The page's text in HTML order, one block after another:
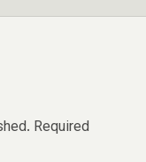
Required